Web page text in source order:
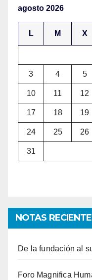
agosto 2026
L M X
3 4 5
10 11 12
17 18 19
24 25 26
31
NOTAS
De la fundación al
Foro Magnifica